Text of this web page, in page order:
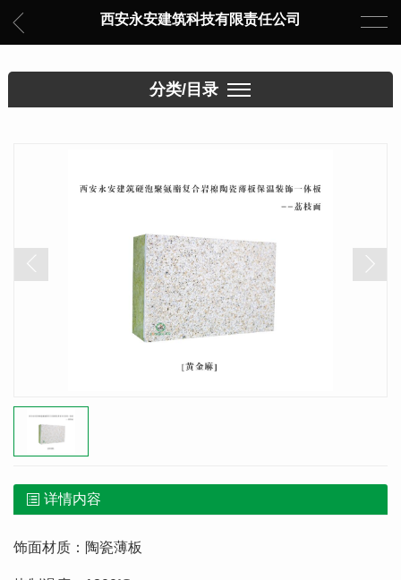
西安永安建筑科技有限责任公司
分类/目录
详情内容
饰面材质：陶瓷薄板